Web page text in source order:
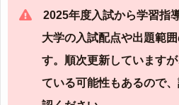
2025年度入試から学習指
大学の入試配点や出題範
す。順次更新しています
ている可能性もあるので